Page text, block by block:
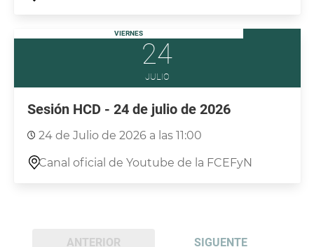
VIERNES
24
JULIO
Sesión HCD - 24 de julio de 2026
24 de Julio de 2026 a las 11:00
Canal oficial de Youtube de la FCEFyN
ANTERIOR SIGUENTE